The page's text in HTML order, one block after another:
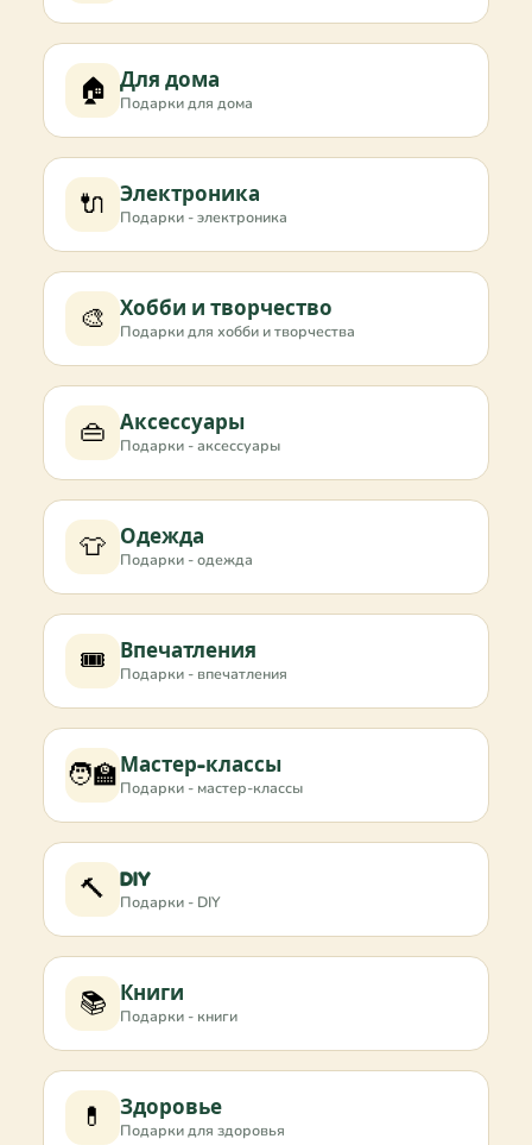
🏠 Для дома
Подарки для дома
🔌 Электроника
Подарки - электроника
🎨 Хобби и творчество
Подарки для хобби и творчества
👜 Аксессуары
Подарки - аксессуары
👕 Одежда
Подарки - одежда
🎟️ Впечатления
Подарки - впечатления
🧑‍🏫Мастер-классы
Подарки - мастер-классы
🔨 DIY
Подарки - DIY
📚 Книги
Подарки - книги
💊 Здоровье
Подарки для здоровья